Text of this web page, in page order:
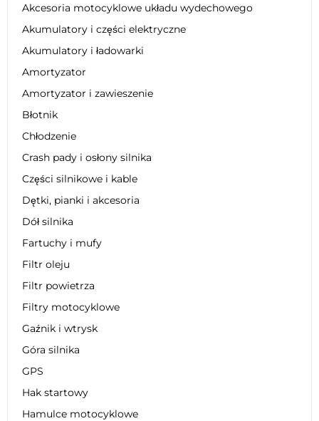
Akcesoria motocyklowe układu wydechowego
Akumulatory i części elektryczne
Akumulatory i ładowarki
Amortyzator
Amortyzator i zawieszenie
Błotnik
Chłodzenie
Crash pady i osłony silnika
Części silnikowe i kable
Dętki, pianki i akcesoria
Dół silnika
Fartuchy i mufy
Filtr oleju
Filtr powietrza
Filtry motocyklowe
Gaźnik i wtrysk
Góra silnika
GPS
Hak startowy
Hamulce motocyklowe